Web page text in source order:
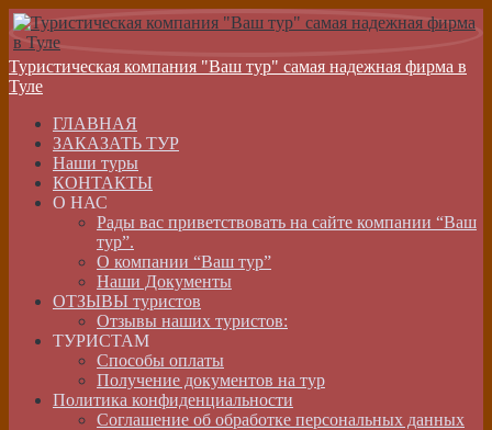
Туристическая компания "Ваш тур" самая надежная фирма в
Туле
ГЛАВНАЯ
ЗАКАЗАТЬ ТУР
Наши туры
КОНТАКТЫ
О НАС
Рады вас приветствовать на сайте компании “Ваш
тур”.
О компании “Ваш тур”
Наши Документы
ОТЗЫВЫ туристов
Отзывы наших туристов:
ТУРИСТАМ
Способы оплаты
Получение документов на тур
Политика конфиденциальности
Соглашение об обработке персональных данных